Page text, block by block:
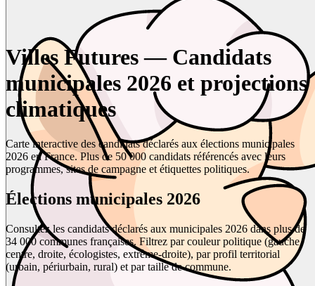
Villes Futures — Candidats
municipales 2026 et projections
climatiques
Carte interactive des candidats déclarés aux élections municipales
2026 en France. Plus de 50 000 candidats référencés avec leurs
programmes, sites de campagne et étiquettes politiques.
Élections municipales 2026
Consultez les candidats déclarés aux municipales 2026 dans plus de
34 000 communes françaises. Filtrez par couleur politique (gauche,
centre, droite, écologistes, extrême-droite), par profil territorial
(urbain, périurbain, rural) et par taille de commune.